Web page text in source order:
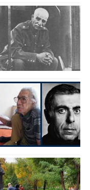
2:46
بقائی: فضای
هرمز، مثبت است
1:30
رئیس سازمان جهاد
دریافت یارانه کود اقدام
1:00 تمدید مهلت اظهارنامه‌های مالیاتی